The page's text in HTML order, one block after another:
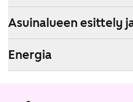
Asuinalueen esittely
Energia